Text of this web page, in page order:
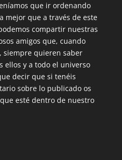
que ir ordenando
mejor que a través de este
compartir nuestras
amigos que, cuando
siempre quieren saber
ellos y a todo el universo
decir que si tenéis
sobre lo publicado os
esté dentro de nuestro